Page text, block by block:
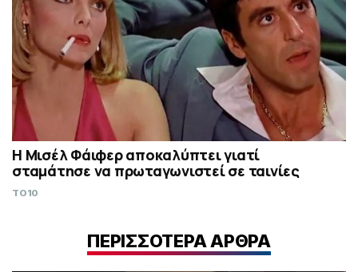
Η Μισέλ Φάιφερ αποκαλύπτει γιατί
σταμάτησε να πρωταγωνιστεί σε ταινίες
TO10
ΠΕΡΙΣΣΟΤΕΡΑ ΑΡΘΡΑ